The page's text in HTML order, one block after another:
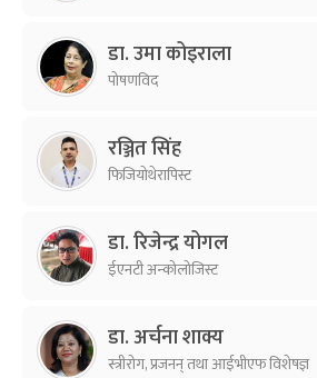
डा. उमा कोइराला
पोषणविद
रञ्जित सिंह
फिजियोथेरापिस्ट
डा. रिजेन्द्र योगल
ईएनटी अन्कोलोजिस्ट
डा. अर्चना शाक्य
स्त्रीरोग, प्रजनन् तथा आईभीएफ विशेषज्ञ